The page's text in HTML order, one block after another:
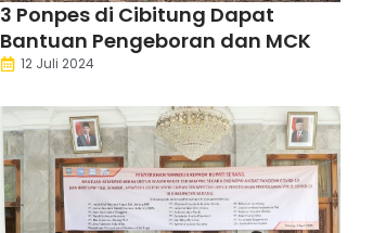
3 Ponpes di Cibitung Dapat
Bantuan Pengeboran dan MCK
12 Juli 2024